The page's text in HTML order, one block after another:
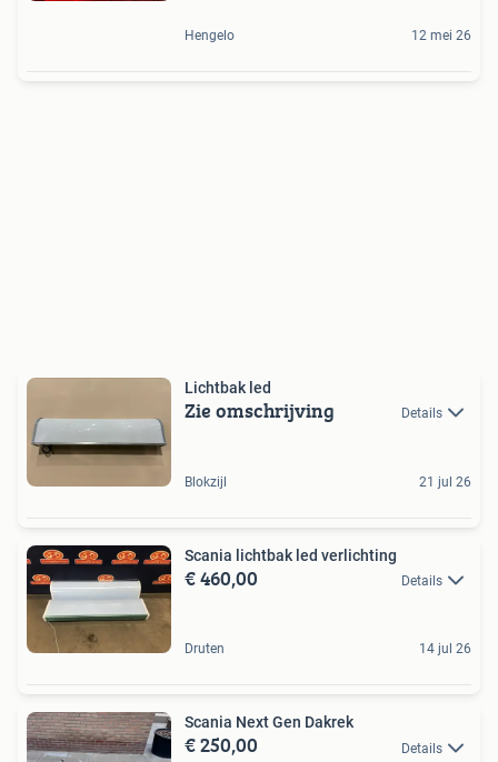
Hengelo 12 mei 26
Lichtbak led
Zie omschrijving Details
Blokzijl 21 jul 26
Scania lichtbak led verlichting
€ 460,00 Details
Druten 14 jul 26
Scania Next Gen Dakrek
€ 250,00 Details